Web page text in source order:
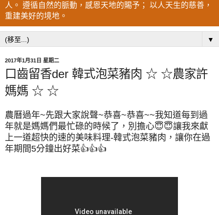
人。 遵循自然的脈動，感恩天地的賜予； 以人天生的慈善，
重建美好的境地。
▼
2017年1月31日 星期二
口齒留香der 韓式泡菜豬肉 ☆ ☆農家許
媽媽 ☆ ☆
農曆過年~先跟大家說聲~恭喜~恭喜~~我知道每到過
年就是媽媽們最忙碌的時候了，別擔心😇😇讓我來獻
上一道超快的速的美味料理-韓式泡菜豬肉，讓你在過
年期間5分鐘出好菜👍👍👍